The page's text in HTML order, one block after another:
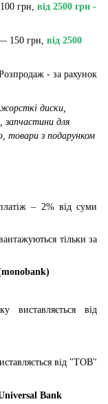
грн, від 2500 грн -
150 грн, від 2500
- за рахунок
диски,
запчастини для
товари з подарунком
– 2% від суми
тільки за
виставляється від
від "ТОВ"
Bank